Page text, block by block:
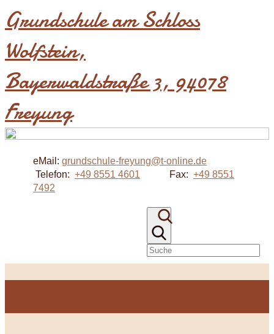
Grundschule am Schloss
Wolfstein​,
Bayerwaldstraße 3, 94078
Freyung
eMail: grundschule-freyung@t-online.de
Telefon: +49 8551 4601 Fax: +49 8551
7492